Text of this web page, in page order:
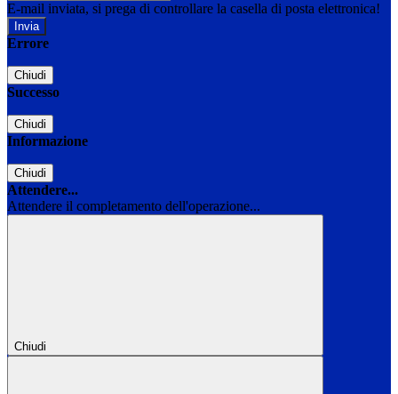
E-mail inviata, si prega di controllare la casella di posta elettronica!
Errore
Chiudi
Successo
Chiudi
Informazione
Chiudi
Attendere...
Attendere il completamento dell'operazione...
Chiudi